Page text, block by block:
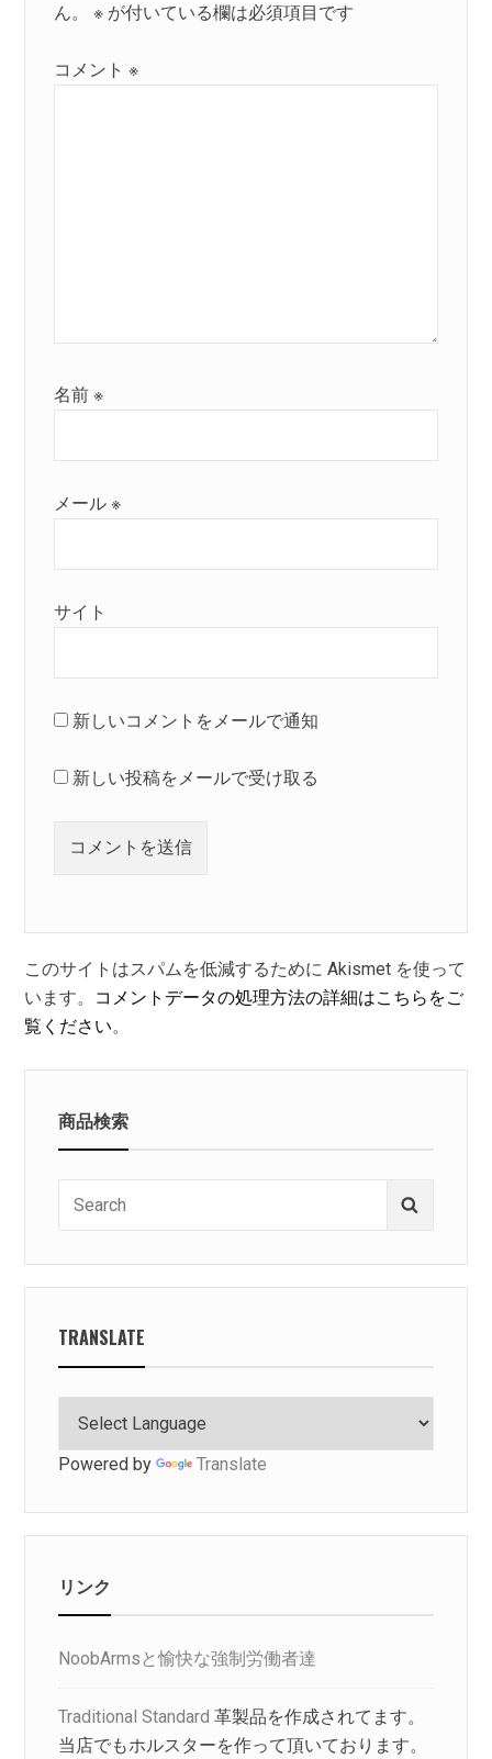
ん。
※ が付いている欄は必須項目です
コメント※
名前※
メール※
サイト
新しいコメントをメールで通知
新しい投稿をメールで受け取る
このサイトはスパムを低減するために Akismet を使って
います。 コメントデータの処理方法の詳細はこちらをご
覧ください。
商品検索
TRANSLATE
Powered by Translate
リンク
NoobArmsと愉快な強制労働者達
Traditional Standard 革製品を作成されてます。
当店でもホルスターを作って頂いております。